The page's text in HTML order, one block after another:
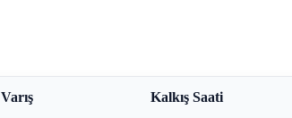
Varış Kalkış Saati